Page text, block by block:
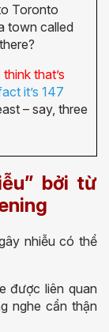
Toronto
town called
think that’s
it’s 147
– say, three
bởi từ
nhiễu có thể
được liên quan
nghe cẩn thận